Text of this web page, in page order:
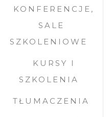
KONFERENCJE,
SALE
SZKOLENIOWE
KURSY I
SZKOLENIA
TŁUMACZENIA